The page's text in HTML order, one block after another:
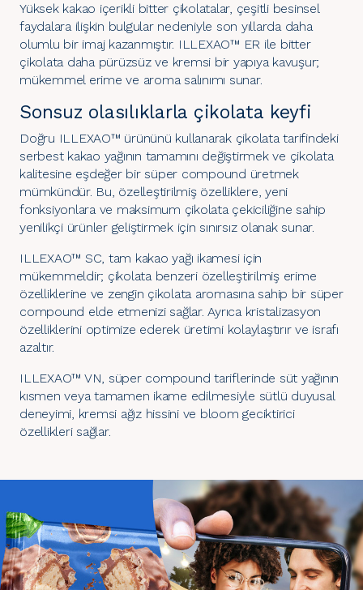
Yüksek kakao içerikli bitter çikolatalar, çeşitli besinsel
faydalara ilişkin bulgular nedeniyle son yıllarda daha
olumlu bir imaj kazanmıştır. ILLEXAO™ ER ile bitter
çikolata daha pürüzsüz ve kremsi bir yapıya kavuşur;
mükemmel erime ve aroma salınımı sunar.
Sonsuz olasılıklarla çikolata keyfi
Doğru ILLEXAO™ ürününü kullanarak çikolata tarifindeki
serbest kakao yağının tamamını değiştirmek ve çikolata
kalitesine eşdeğer bir süper compound üretmek
mümkündür. Bu, özelleştirilmiş özelliklere, yeni
fonksiyonlara ve maksimum çikolata çekiciliğine sahip
yenilikçi ürünler geliştirmek için sınırsız olanak sunar.
ILLEXAO™ SC, tam kakao yağı ikamesi için
mükemmeldir; çikolata benzeri özelleştirilmiş erime
özelliklerine ve zengin çikolata aromasına sahip bir süper
compound elde etmenizi sağlar. Ayrıca kristalizasyon
özelliklerini optimize ederek üretimi kolaylaştırır ve israfı
azaltır.
ILLEXAO™ VN, süper compound tariflerinde süt yağının
kısmen veya tamamen ikame edilmesiyle sütlü duyusal
deneyimi, kremsi ağız hissini ve bloom geciktirici
özellikleri sağlar.